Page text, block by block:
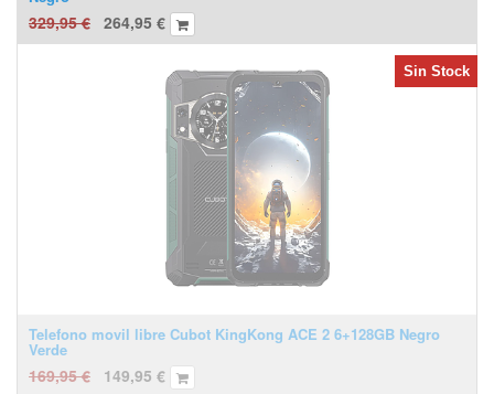
329,95€ 264,95 €
Telefono movil libre Cubot KingKong ACE 2 6+128GB Negro
Verde
169,95€ 149,95 €
Sin Stock